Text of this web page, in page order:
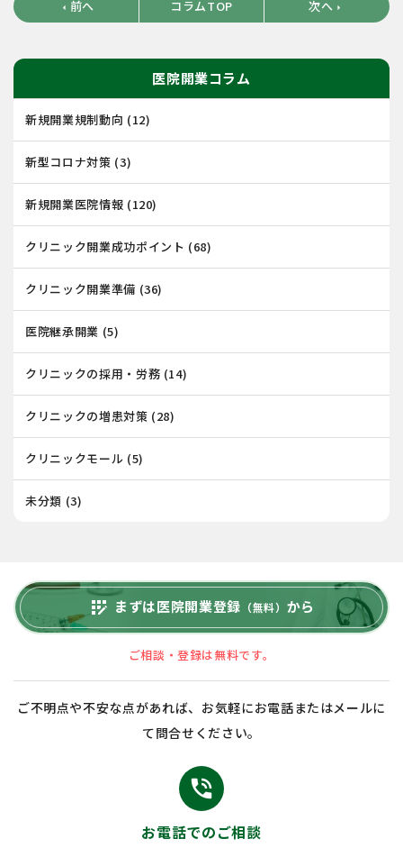
arrow_left 前へ コラムTOP 次へ arrow_right
医院開業コラム
新規開業規制動向 (12)
新型コロナ対策 (3)
新規開業医院情報 (120)
クリニック開業成功ポイント (68)
クリニック開業準備 (36)
医院継承開業 (5)
クリニックの採用・労務 (14)
クリニックの増患対策 (28)
クリニックモール (5)
未分類 (3)
app_registration まずは医院開業登録 （無料） から
ご相談・登録は無料です。
ご不明点や不安な点があれば、お気軽にお電話またはメールに
て問合せください。
phone_in_talk
お電話でのご相談